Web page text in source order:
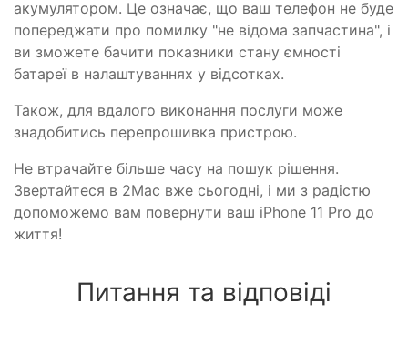
акумулятором. Це означає, що ваш телефон не буде
попереджати про помилку "не відома запчастина", і
ви зможете бачити показники стану ємності
батареї в налаштуваннях у відсотках.
Також, для вдалого виконання послуги може
знадобитись перепрошивка пристрою.
Не втрачайте більше часу на пошук рішення.
Звертайтеся в 2Mac вже сьогодні, і ми з радістю
допоможемо вам повернути ваш iPhone 11 Pro до
життя!
Питання та відповіді